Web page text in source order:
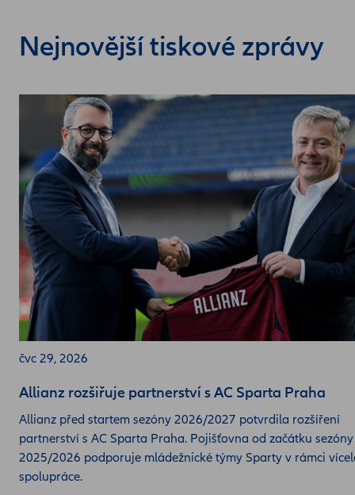
Nejnovější tiskové zprávy
čvc 29, 2026
Allianz rozšiřuje partnerství s AC Sparta Praha
Allianz před startem sezóny 2026/2027 potvrdila rozšíření
partnerství s AC Sparta Praha. Pojišťovna od začátku sezóny
2025/2026 podporuje mládežnické týmy Sparty v rámci
spolupráce.